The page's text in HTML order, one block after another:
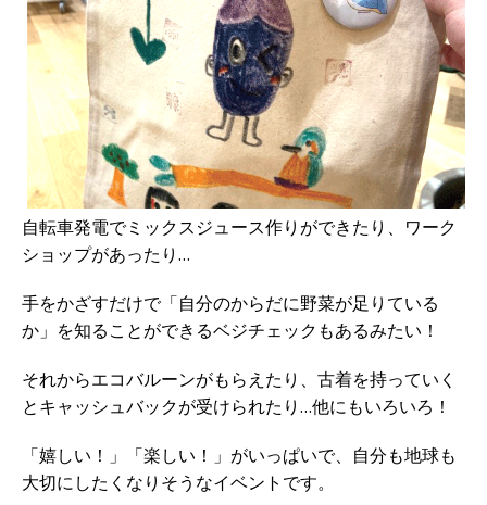
自転車発電でミックスジュース作りができたり、ワーク
ショップがあったり…
手をかざすだけで「自分のからだに野菜が足りている
か」を知ることができるベジチェックもあるみたい！
それからエコバルーンがもらえたり、古着を持っていく
とキャッシュバックが受けられたり…他にもいろいろ！
「嬉しい！」「楽しい！」がいっぱいで、自分も地球も
大切にしたくなりそうなイベントです。